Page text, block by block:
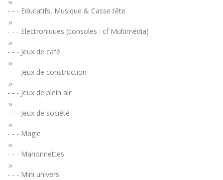
- - - Educatifs, Musique & Casse tête
- - - Electroniques (consoles : cf Multimédia)
- - - Jeux de café
- - - Jeux de construction
- - - Jeux de plein air
- - - Jeux de société
- - - Magie
- - - Marionnettes
- - - Mini univers